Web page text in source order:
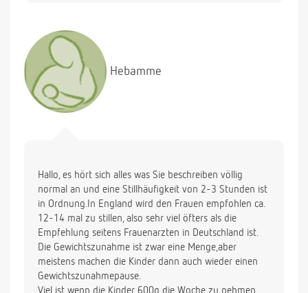
Hebamme
Hallo, es hört sich alles was Sie beschreiben völlig
normal an und eine Stillhäufigkeit von 2-3 Stunden ist
in Ordnung.In England wird den Frauen empfohlen ca.
12-14 mal zu stillen, also sehr viel öfters als die
Empfehlung seitens Frauenarzten in Deutschland ist.
Die Gewichtszunahme ist zwar eine Menge,aber
meistens machen die Kinder dann auch wieder einen
Gewichtszunahmepause.
Viel ist wenn die Kinder 600g die Woche zu nehmen,